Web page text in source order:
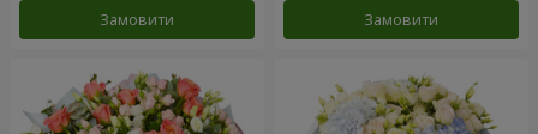
Замовити Замовити